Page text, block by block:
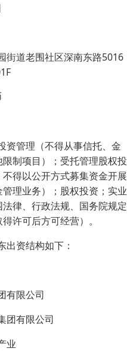
街道老围社区深南东路5016
资管理（不得从事信托、金
制项目）；受托管理股权投
得以公开方式募集资金开展
理业务）；股权投资；实业
律、行政法规、国务院规定
许可后方可经营）。
出资结构如下：
有限公司
团有限公司
业